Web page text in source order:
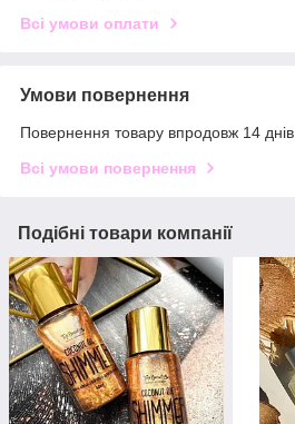
Всі умови оплати
Умови повернення
Повернення товару впродовж 14
Всі умови повернення
Подібні товари компанії